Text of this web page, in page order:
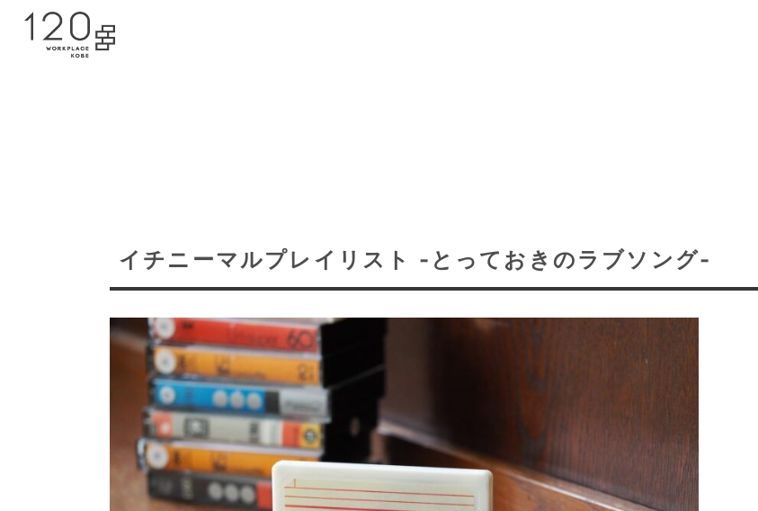
イチニーマルプレイリスト -とっておきのラブソング-